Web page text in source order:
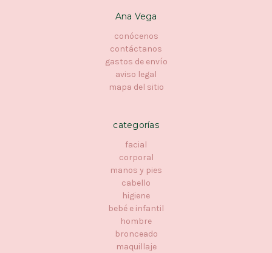
Ana Vega
conócenos
contáctanos
gastos de envío
aviso legal
mapa del sitio
categorías
facial
corporal
manos y pies
cabello
higiene
bebé e infantil
hombre
bronceado
maquillaje